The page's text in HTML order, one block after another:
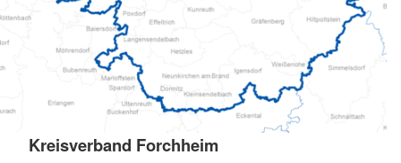
Kreisverband Forchheim